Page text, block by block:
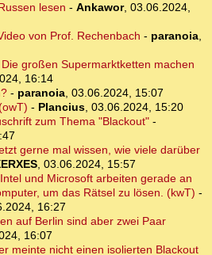
lesen - Ankawor, 03.06.2024,
von Prof. Rechenbach - paranoia,
großen Supermarktketten machen
16:14
- paranoia, 03.06.2024, 15:07
- Plancius, 03.06.2024, 15:20
zum Thema "Blackout"-
gerne mal wissen, wie viele darüber
, 03.06.2024, 15:57
und Microsoft arbeiten gerade an
um das Rätsel zu lösen. (kwT) -
16:27
auf Berlin sind aber zwei Paar
16:07
meinte nicht einen isolierten Blackout